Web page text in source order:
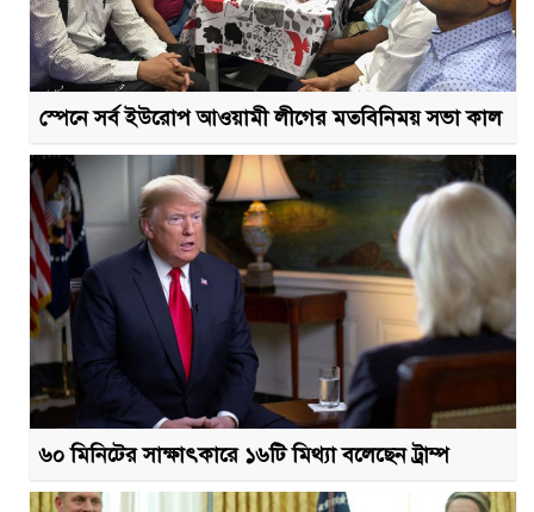
স্পেনে সর্ব ইউরোপ আওয়ামী লীগের মতবিনিময় সভা কাল
৬০ মিনিটের সাক্ষাৎকারে ১৬টি মিথ্যা বলেছেন ট্রাম্প